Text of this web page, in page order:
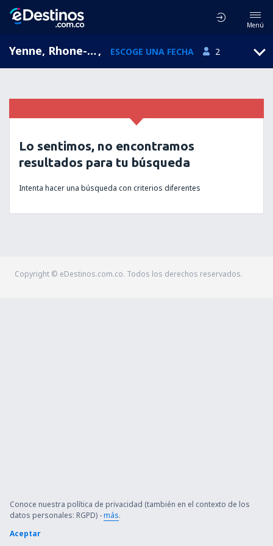
Menú
Yenne, Rhone-Alpes, Francia, ESCOGE UNA FECHA 2
Lo sentimos, no encontramos
resultados para tu búsqueda
Intenta hacer una búsqueda con criterios diferentes
Copyright © eDestinos.com.co. Todos los derechos reservados.
Conoce nuestra política de privacidad (también en el contexto de los
datos personales: RGPD) -más.
Aceptar